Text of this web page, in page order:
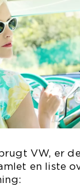
VW, er
en liste